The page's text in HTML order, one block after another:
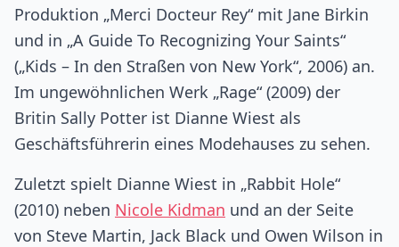
Produktion „Merci Docteur Rey“ mit Jane Birkin
und in „A Guide To Recognizing Your Saints“
(„Kids – In den Straßen von New York“, 2006) an.
Im ungewöhnlichen Werk „Rage“ (2009) der
Britin Sally Potter ist Dianne Wiest als
Geschäftsführerin eines Modehauses zu sehen.
Zuletzt spielt Dianne Wiest in „Rabbit Hole“
(2010) neben Nicole Kidman und an der Seite
von Steve Martin, Jack Black und Owen Wilson in